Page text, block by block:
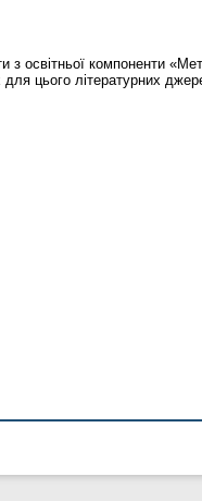
освітньої компоненти
для цього літературних